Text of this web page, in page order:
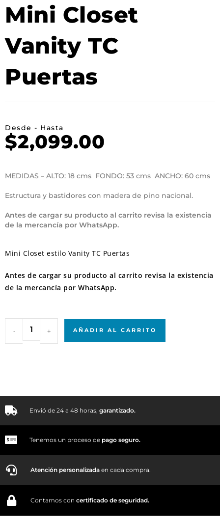
Mini Closet
Vanity TC
Puertas
Desde - Hasta
$2,099.00
MEDIDAS – ALTO: 18 cms FONDO: 53 cms ANCHO: 60 cms
Estructura y bastidores con madera de pino nacional.
Antes de cargar su producto al carrito revisa la existencia
de la mercancía por WhatsApp.
Mini Closet estilo Vanity TC Puertas
Antes de cargar su producto al carrito revisa la existencia
de la mercancía por WhatsApp.
- + AÑADIR AL CARRITO
Envió de 24 a 48 horas, garantizado.
Tenemos un proceso de pago seguro.
Atención personalizada en cada compra.
Contamos con certificado de seguridad.